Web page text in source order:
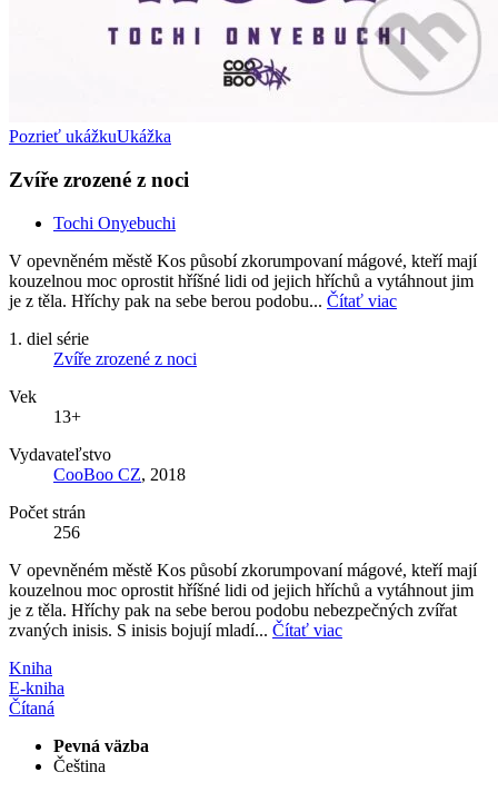
Pozrieť ukážkuUkážka
Zvíře zrozené z noci
Tochi Onyebuchi
V opevněném městě Kos působí zkorumpovaní mágové, kteří mají
kouzelnou moc oprostit hříšné lidi od jejich hříchů a vytáhnout jim
je z těla. Hříchy pak na sebe berou podobu... Čítať viac
1. diel série
Zvíře zrozené z noci
Vek
13+
Vydavateľstvo
CooBoo CZ, 2018
Počet strán
256
V opevněném městě Kos působí zkorumpovaní mágové, kteří mají
kouzelnou moc oprostit hříšné lidi od jejich hříchů a vytáhnout jim
je z těla. Hříchy pak na sebe berou podobu nebezpečných zvířat
zvaných inisis. S inisis bojují mladí... Čítať viac
Kniha
E-kniha
Čítaná
Pevná väzba
Čeština